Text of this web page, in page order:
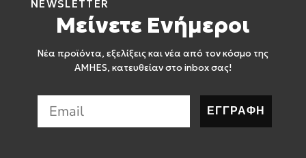
NEWSLETTER
Μείνετε Ενήμεροι
Νέα προϊόντα, εξελίξεις και νέα από τον κόσμο της
AMHES, κατευθείαν στο inbox σας!
ΕΓΓΡΑΦΗ